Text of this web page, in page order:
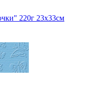
220г 23х33см